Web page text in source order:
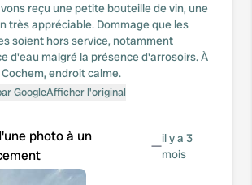
reçu une petite bouteille de vin, une
très appréciable. Dommage que les
soient hors service, notamment
d'eau malgré la présence d'arrosoirs. À
endroit calme.
GoogleAfficher l'original
photo à un
—il y a 3
mois